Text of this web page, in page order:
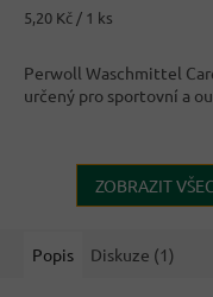
Měrná
5,20 Kč / 1 ks
Perwoll Waschmittel
určený pro sportovní a
ZOBRAZIT
Popis Diskuze (1)